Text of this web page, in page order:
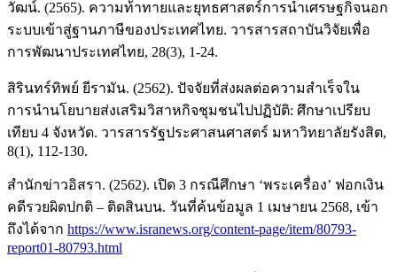
วัฒน์. (2565). ความท้าทายและยุทธศาสตร์การนำเศรษฐกิจนอก
ระบบเข้าสู่ฐานภาษีของประเทศไทย. วารสารสถาบันวิจัยเพื่อ
การพัฒนาประเทศไทย, 28(3), 1-24.
สิรินทร์ทิพย์ ยีรามัน. (2562). ปัจจัยที่ส่งผลต่อความสำเร็จใน
การนำนโยบายส่งเสริมวิสาหกิจชุมชนไปปฏิบัติ: ศึกษาเปรียบ
เทียบ 4 จังหวัด. วารสารรัฐประศาสนศาสตร์ มหาวิทยาลัยรังสิต,
8(1), 112-130.
สำนักข่าวอิสรา. (2562). เปิด 3 กรณีศึกษา ‘พระเครื่อง’ ฟอกเงิน
คดีรวยผิดปกติ – ติดสินบน. วันที่ค้นข้อมูล 1 เมษายน 2568, เข้า
ถึงได้จาก https://www.isranews.org/content-page/item/80793-
report01-80793.html